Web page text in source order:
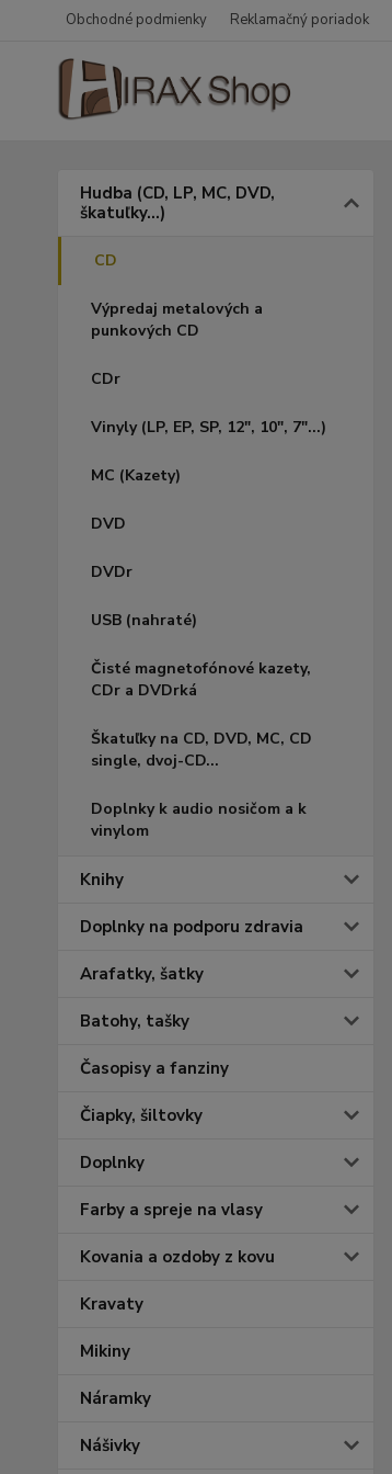
Obchodné podmienky Reklamačný poriadok
Hudba (CD, LP, MC, DVD,
škatuľky...)
CD
Výpredaj metalových a
punkových CD
CDr
Vinyly (LP, EP, SP, 12", 10", 7"...)
MC (Kazety)
DVD
DVDr
USB (nahraté)
Čisté magnetofónové kazety,
CDr a DVDrká
Škatuľky na CD, DVD, MC, CD
single, dvoj-CD...
Doplnky k audio nosičom a k
vinylom
Knihy
Doplnky na podporu zdravia
Arafatky, šatky
Batohy, tašky
Časopisy a fanziny
Čiapky, šiltovky
Doplnky
Farby a spreje na vlasy
Kovania a ozdoby z kovu
Kravaty
Mikiny
Náramky
Nášivky